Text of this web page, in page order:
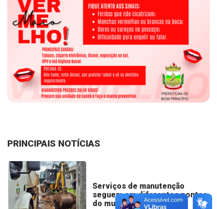
PRINCIPAIS NOTÍCIAS
Serviços de manutenção
seguem em diferentes pontos
do município